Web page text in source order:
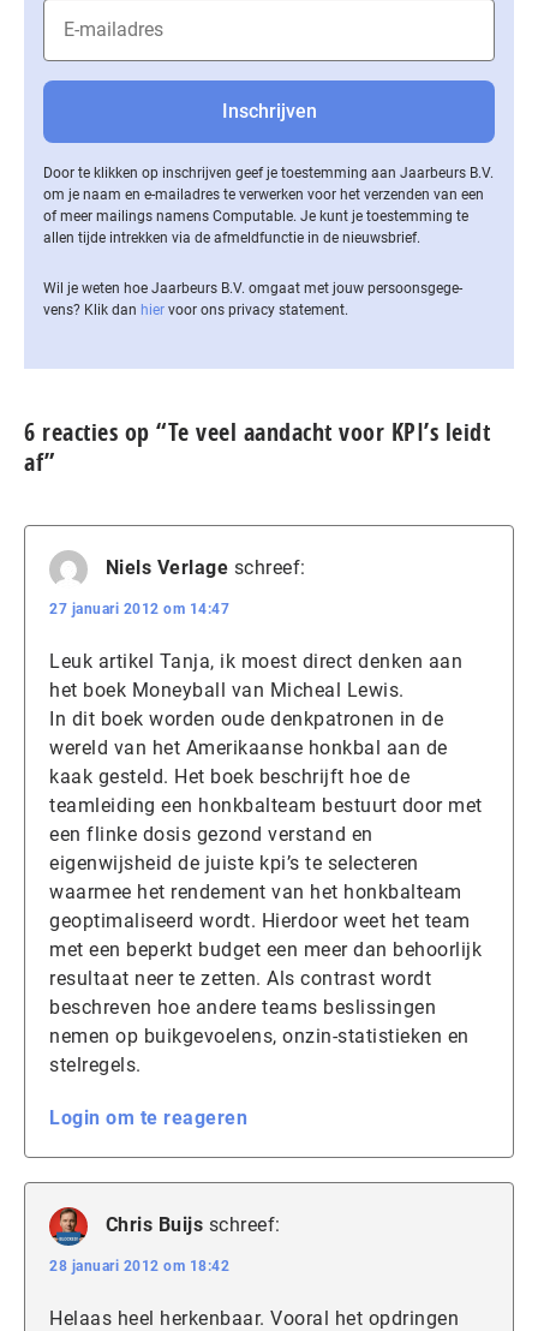
Door te klikken op inschrijven geef je toestemming aan Jaarbeurs B.V.
om je naam en e-mailadres te verwerken voor het verzenden van een
of meer mailings namens Computable. Je kunt je toestemming te
allen tijde intrekken via de af­meld­func­tie in de nieuwsbrief.
Wil je weten hoe Jaarbeurs B.V. omgaat met jouw per­soons­ge­ge­
vens? Klik dan hier voor ons privacy statement.
6 reacties op “Te veel aandacht voor KPI’s leidt
af”
Niels Verlage schreef:
27 januari 2012 om 14:47
Leuk artikel Tanja, ik moest direct denken aan
het boek Moneyball van Micheal Lewis.
In dit boek worden oude denkpatronen in de
wereld van het Amerikaanse honkbal aan de
kaak gesteld. Het boek beschrijft hoe de
teamleiding een honkbalteam bestuurt door met
een flinke dosis gezond verstand en
eigenwijsheid de juiste kpi’s te selecteren
waarmee het rendement van het honkbalteam
geoptimaliseerd wordt. Hierdoor weet het team
met een beperkt budget een meer dan behoorlijk
resultaat neer te zetten. Als contrast wordt
beschreven hoe andere teams beslissingen
nemen op buikgevoelens, onzin-statistieken en
stelregels.
Login om te reageren
Chris Buijs schreef:
28 januari 2012 om 18:42
Helaas heel herkenbaar. Vooral het opdringen